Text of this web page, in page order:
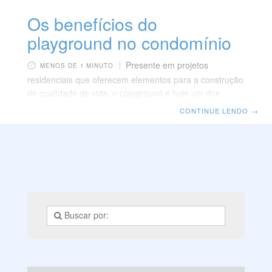
Os benefícios do
playground no condomínio
MENOS DE 1 MINUTO
Presente em projetos
residenciais que oferecem elementos para a construção
de qualidade de vida, o playground é hoje um dos
principais motivos pelos quais pais que vivem nas
CONTINUE LENDO →